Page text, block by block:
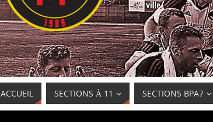
ACCUEIL SECTIONS À 11 SECTIONS BPA7